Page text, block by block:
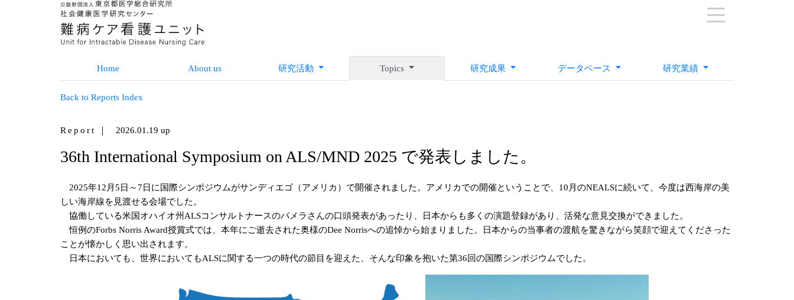
Home About us 研究活動 Topics 研究成果 データベース 研究業績
Back to Reports Index
Report ｜ 2026.01.19 up
36th International Symposium on ALS/MND 2025 で発表しました。
2025年12月5日～7日に国際シンポジウムがサンディエゴ（アメリカ）で開催されました。アメリカでの開催ということで、10月のNEALSに続いて、今度は西海岸の美
しい海岸線を見渡せる会場でした。
協働している米国オハイオ州ALSコンサルトナースのパメラさんの口頭発表があったり、日本からも多くの演題登録があり、活発な意見交換ができました。
恒例のForbs Norris Award授賞式では、本年にご逝去された奥様のDee Norrisへの追悼から始まりました。日本からの当事者の渡航を驚きながら笑顔で迎えてくださった
ことが懐かしく思い出されます。
日本においても、世界においてもALSに関する一つの時代の節目を迎えた、そんな印象を抱いた第36回の国際シンポジウムでした。